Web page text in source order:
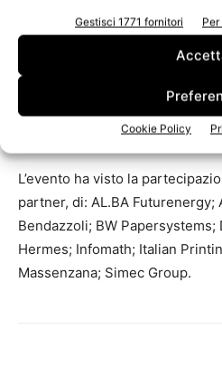
Gestisci 1771 fornitori
Cookie Policy
stupire i nostri associati ma
aziende sponsor che ci
sempre più numerose questa
importante del nostro
consolidato e riconosciuto sul
L’evento ha visto la
partner, di: AL.BA Futurenergy;
Bendazzoli; BW
Hermes; Infomath; Italian
Massenzana; Simec Group.